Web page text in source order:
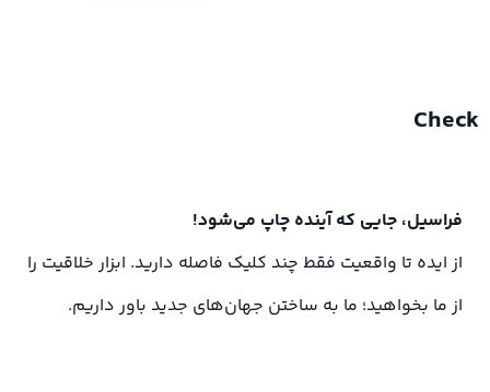
Check
فراسیل، جایی که آینده چاپ می‌شود!
از ایده تا واقعیت فقط چند کلیک فاصله دارید. ابزار خلاقیت را
از ما بخواهید؛ ما به ساختن جهان‌های جدید باور داریم.